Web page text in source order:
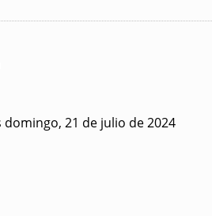
domingo, 21 de julio de 2024